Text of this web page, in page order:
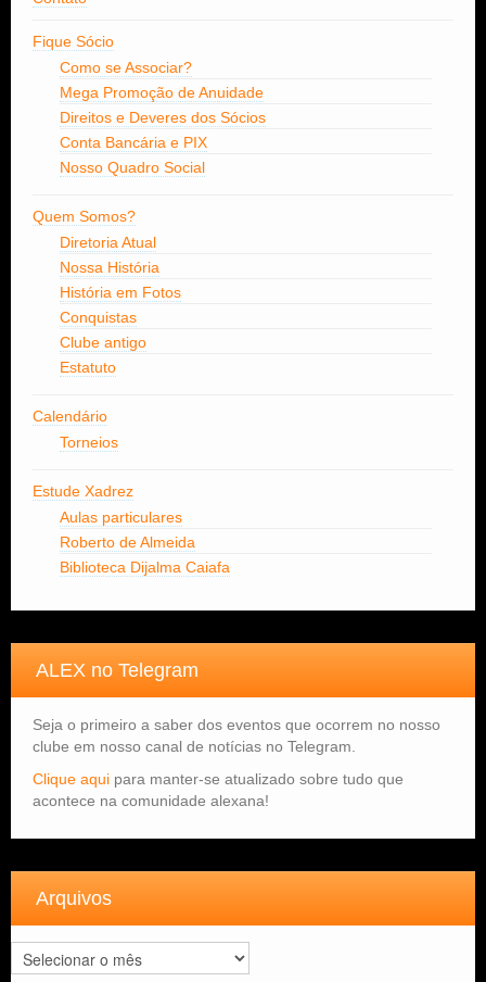
Fique Sócio
Como se Associar?
Mega Promoção de Anuidade
Direitos e Deveres dos Sócios
Conta Bancária e PIX
Nosso Quadro Social
Quem Somos?
Diretoria Atual
Nossa História
História em Fotos
Conquistas
Clube antigo
Estatuto
Calendário
Torneios
Estude Xadrez
Aulas particulares
Roberto de Almeida
Biblioteca Dijalma Caiafa
ALEX no Telegram
Seja o primeiro a saber dos eventos que ocorrem no nosso
clube em nosso canal de notícias no Telegram.
Clique aqui para manter-se atualizado sobre tudo que
acontece na comunidade alexana!
Arquivos
Arquivos